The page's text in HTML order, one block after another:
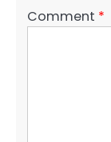
Comment *